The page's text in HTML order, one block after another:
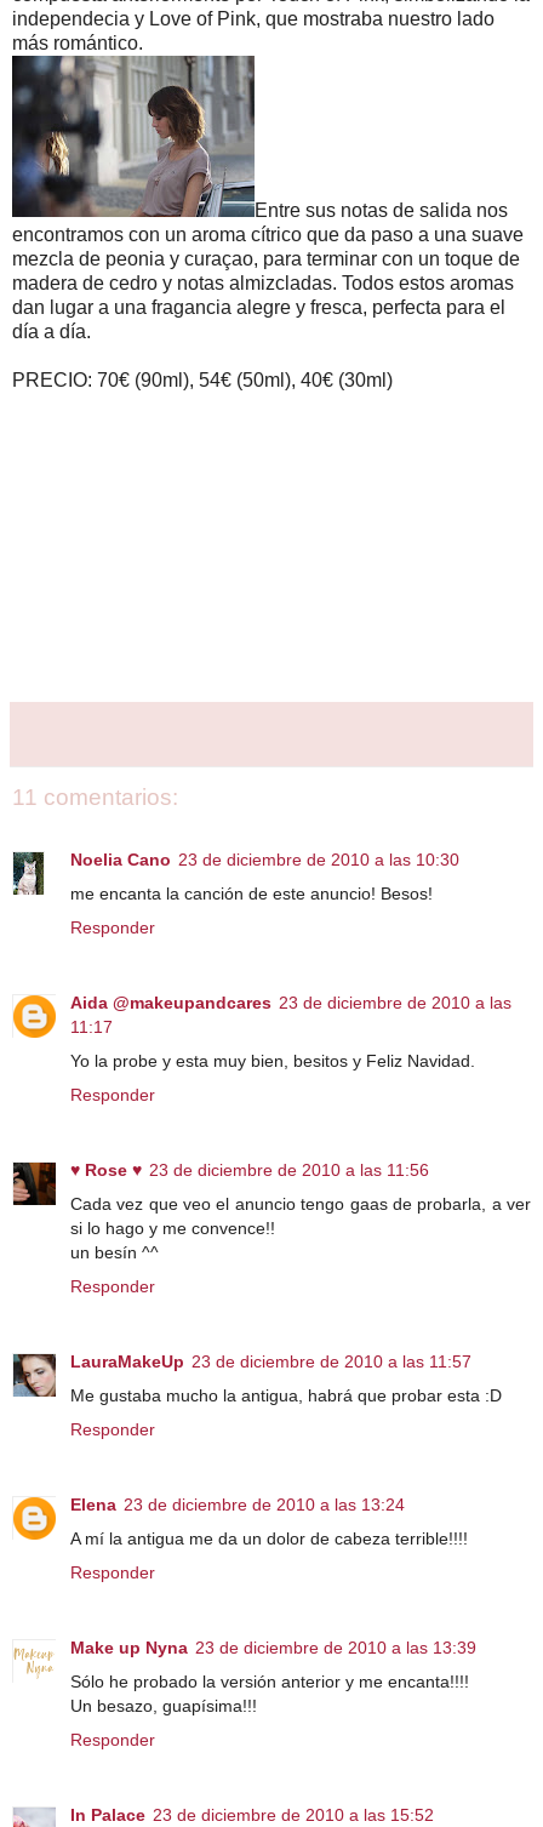
independecia y Love of Pink, que mostraba nuestro lado
más romántico.
Entre sus notas de salida nos
encontramos con un aroma cítrico que da paso a una suave
mezcla de peonia y curaçao, para terminar con un toque de
madera de cedro y notas almizcladas. Todos estos aromas
dan lugar a una fragancia alegre y fresca, perfecta para el
día a día.
PRECIO: 70€ (90ml), 54€ (50ml), 40€ (30ml)
11 comentarios:
Noelia Cano 23 de diciembre de 2010 a las 10:30
me encanta la canción de este anuncio! Besos!
Responder
Aida @makeupandcares 23 de diciembre de 2010 a las
11:17
Yo la probe y esta muy bien, besitos y Feliz Navidad.
Responder
♥ Rose ♥ 23 de diciembre de 2010 a las 11:56
Cada vez que veo el anuncio tengo gaas de probarla, a ver
si lo hago y me convence!!
un besín ^^
Responder
LauraMakeUp 23 de diciembre de 2010 a las 11:57
Me gustaba mucho la antigua, habrá que probar esta :D
Responder
Elena 23 de diciembre de 2010 a las 13:24
A mí la antigua me da un dolor de cabeza terrible!!!!
Responder
Make up Nyna 23 de diciembre de 2010 a las 13:39
Sólo he probado la versión anterior y me encanta!!!!
Un besazo, guapísima!!!
Responder
In Palace 23 de diciembre de 2010 a las 15:52